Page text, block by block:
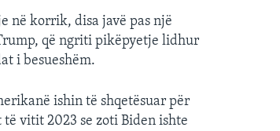
në korrik, disa javë pas një
që ngriti pikëpyetje lidhur
i besueshëm.
ishin të shqetësuar për
vitit 2023 se zoti Biden ishte